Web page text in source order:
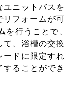
ユニットバスを
リフォームが可
を行うことで、
て、浴槽の交換
ードに限定すれ
ることができ